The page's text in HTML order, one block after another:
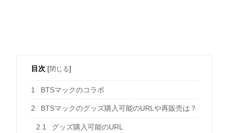
目次 [閉じる]
1 BTSマックのコラボ
2 BTSマックのグッズ購入可能のURLや再販売は？
2.1 グッズ購入可能のURL